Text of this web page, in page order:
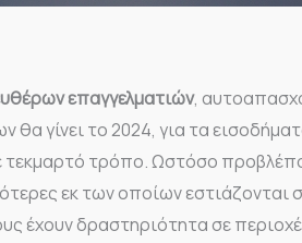
επαγγελματιών,
θα γίνει το 2024, για τα
τεκμαρτό τρόπο. Ωστόσο
εκ των οποίων εστιάζονται
έχουν δραστηριότητα σε